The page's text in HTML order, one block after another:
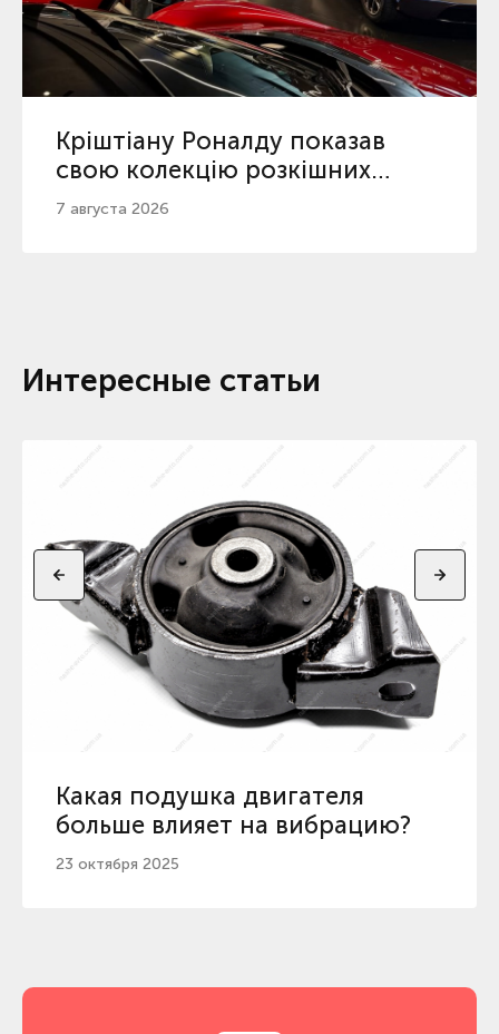
Кріштіану Роналду показав
свою колекцію розкішних
автомобілів
7 августа 2026
Интересные статьи
Какая подушка двигателя
больше влияет на вибрацию?
23 октября 2025